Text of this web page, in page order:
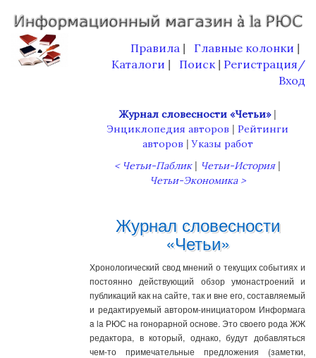
Правила Главные колонки
Каталоги Поиск
Регистрация/
Вход
Журнал словесности «Четьи»|
Энциклопедия авторов | Рейтинги
авторов |Указы работ
< Четьи-Паблик| Четьи-История|
Четьи-Экономика >
Журнал словесности
«Четьи»
Хронологический свод мнений о текущих событиях и
постоянно действующий обзор умонастроений и
публикаций как на сайте, так и вне его, составляемый
и редактируемый автором-инициатором Информага
a la РЮС на гонорарной основе. Это своего рода ЖЖ
редактора, в который, однако, будут добавляться
чем-то примечательные предложения (заметки,